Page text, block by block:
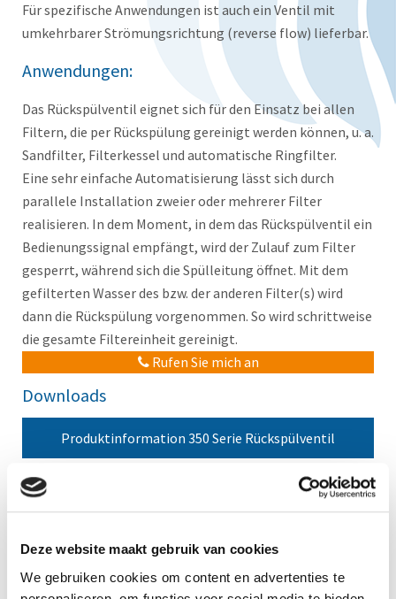
Deze website maakt gebruik van cookies
We gebruiken cookies om content en advertenties te
Für spezifische Anwendungen ist auch ein Ventil mit
umkehrbarer Strömungsrichtung (reverse flow) lieferbar.
Anwendungen:
Das Rückspülventil eignet sich für den Einsatz bei allen
Filtern, die per Rückspülung gereinigt werden können, u. a.
Sandfilter, Filterkessel und automatische Ringfilter.
Eine sehr einfache Automatisierung lässt sich durch
parallele Installation zweier oder mehrerer Filter
realisieren. In dem Moment, in dem das Rückspülventil ein
Bedienungssignal empfängt, wird der Zulauf zum Filter
gesperrt, während sich die Spülleitung öffnet. Mit dem
gefilterten Wasser des bzw. der anderen Filter(s) wird
dann die Rückspülung vorgenommen. So wird schrittweise
die gesamte Filtereinheit gereinigt.
Rufen Sie mich an
Downloads
Produktinformation 350 Serie Rückspülventil
Neu
No items found.